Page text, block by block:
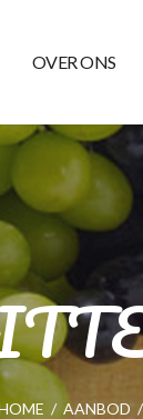
OVER ONS
/ AANBOD /